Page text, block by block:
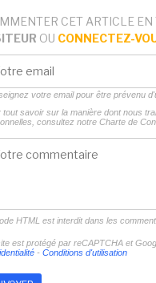
CET ARTICLE EN
OU CONNECTEZ-
votre email pour être prévenu
tout savoir sur la manière dont nous
consultez notre Charte de
HTML est interdit dans les
est protégé par reCAPTCHA et
- Conditions d'utilisation